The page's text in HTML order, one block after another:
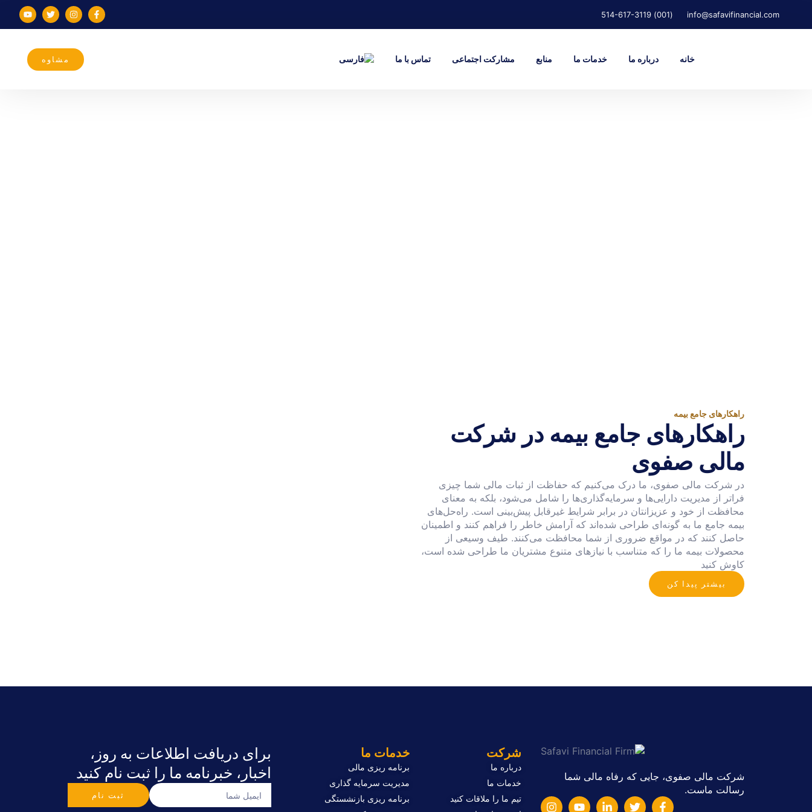
info@safavifinancial.com
(001) 514-617-3119
خانه درباره ما خدمات ما منابع مشارکت اجتماعی تماس با ما مشاوه
راهکارهای جامع بیمه
راهکارهای جامع بیمه در شرکت
مالی صفوی
در شرکت مالی صفوی، ما درک می‌کنیم که حفاظت از ثبات مالی شما چیزی
فراتر از مدیریت دارایی‌ها و سرمایه‌گذاری‌ها را شامل می‌شود، بلکه به معنای
محافظت از خود و عزیزانتان در برابر شرایط غیرقابل پیش‌بینی است. راه‌حل‌های
بیمه جامع ما به گونه‌ای طراحی شده‌اند که آرامش خاطر را فراهم کنند و اطمینان
حاصل کنند که در مواقع ضروری از شما محافظت می‌کنند. طیف وسیعی از
محصولات بیمه ما را که متناسب با نیازهای متنوع مشتریان ما طراحی شده است،
کاوش کنید
بیشتر پیدا کن
شرکت مالی صفوی، جایی که رفاه مالی شما
رسالت ماست.
شرکت
درباره ما
خدمات ما
تیم ما را ملاقات کنید
خدمات ما
برنامه ریزی مالی
مدیریت سرمایه گذاری
برنامه ریزی بازنشستگی
برای دریافت اطلاعات به روز،
اخبار، خبرنامه ما را ثبت نام کنید
ثبت نام